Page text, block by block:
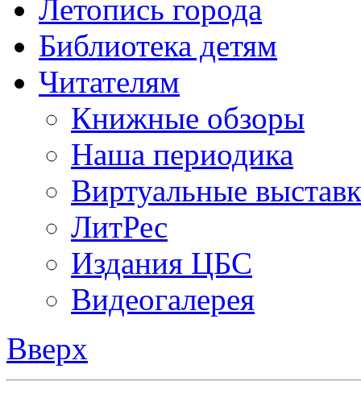
Летопись города
Библиотека детям
Читателям
Книжные обзоры
Наша периодика
Виртуальные
ЛитРес
Издания ЦБС
Видеогалерея
Вверх